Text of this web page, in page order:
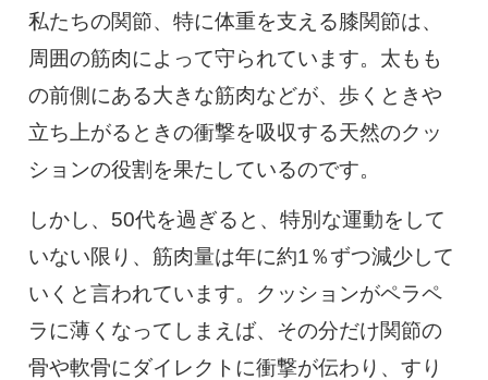
私たちの関節、特に体重を支える膝関節は、
周囲の筋肉によって守られています。太もも
の前側にある大きな筋肉などが、歩くときや
立ち上がるときの衝撃を吸収する天然のクッ
ションの役割を果たしているのです。
しかし、50代を過ぎると、特別な運動をして
いない限り、筋肉量は年に約1％ずつ減少して
いくと言われています。クッションがペラペ
ラに薄くなってしまえば、その分だけ関節の
骨や軟骨にダイレクトに衝撃が伝わり、すり